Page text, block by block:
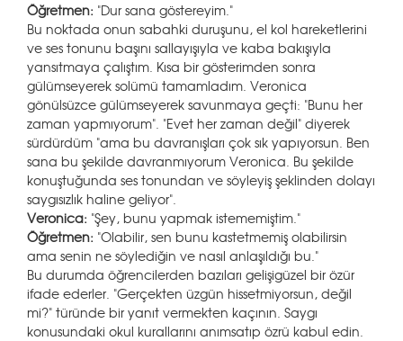
Öğretmen: "Dur sana göstereyim."
Bu noktada onun sabahki duruşunu, el kol hareketlerini
ve ses tonunu başını sallayışıyla ve kaba bakışıyla
yansıtmaya çalıştım. Kısa bir gösterimden sonra
gülümseyerek solümü tamamladım. Veronica
gönülsüzce gülümseyerek savunmaya geçti: "Bunu her
zaman yapmıyorum". "Evet her zaman değil" diyerek
sürdürdüm "ama bu davranışları çok sık yapıyorsun. Ben
sana bu şekilde davranmıyorum Veronica. Bu şekilde
konuştuğunda ses tonundan ve söyleyiş şeklinden dolayı
saygısızlık haline geliyor".
Veronica: "Şey, bunu yapmak istememiştim."
Öğretmen: "Olabilir, sen bunu kastetmemiş olabilirsin
ama senin ne söylediğin ve nasıl anlaşıldığı bu."
Bu durumda öğrencilerden bazıları gelişigüzel bir özür
ifade ederler. "Gerçekten üzgün hissetmiyorsun, değil
mi?" türünde bir yanıt vermekten kaçının. Saygı
konusundaki okul kurallarını anımsatıp özrü kabul edin.